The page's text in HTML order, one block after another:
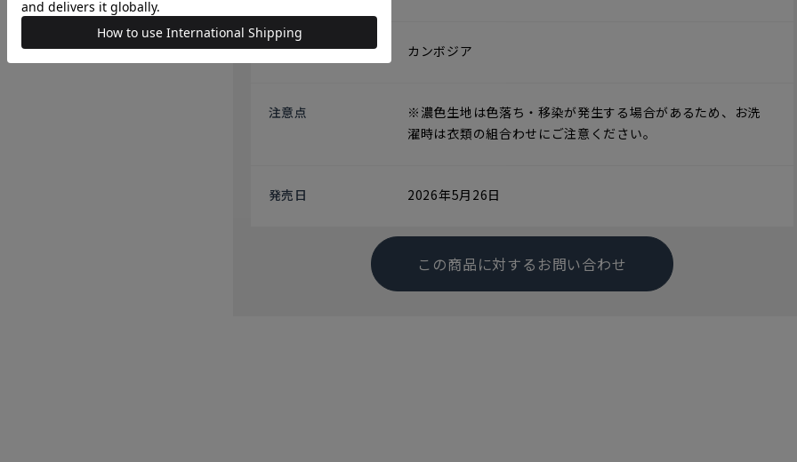
原産国 カンボジア
注意点
※濃色生地は色落ち・移染が発生する場合があるため、お洗
濯時は衣類の組合わせにご注意ください。
発売日 2026年5月26日
この商品に対するお問い合わせ